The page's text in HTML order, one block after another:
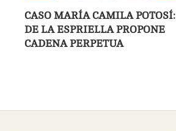
CASO MARÍA CAMILA POTOSÍ:
DE LA ESPRIELLA PROPONE
CADENA PERPETUA